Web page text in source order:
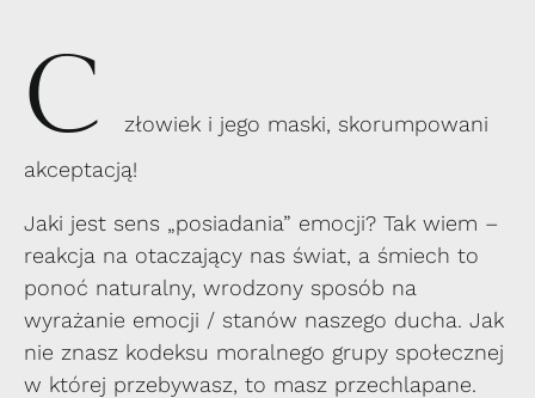
C
złowiek i jego maski, skorumpowani
akceptacją!
Jaki jest sens „posiadania” emocji? Tak wiem –
reakcja na otaczający nas świat, a śmiech to
ponoć naturalny, wrodzony sposób na
wyrażanie emocji / stanów naszego ducha. Jak
nie znasz kodeksu moralnego grupy społecznej
w której przebywasz, to masz przechlapane.